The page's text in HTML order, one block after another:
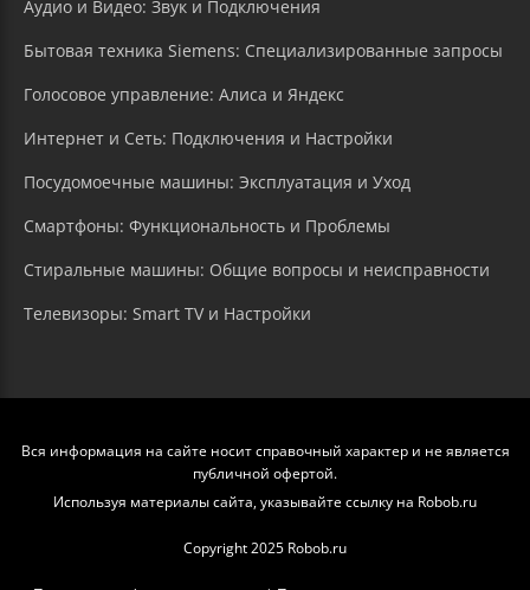
Аудио и Видео: Звук и Подключения
Бытовая техника Siemens: Специализированные запросы
Голосовое управление: Алиса и Яндекс
Интернет и Сеть: Подключения и Настройки
Посудомоечные машины: Эксплуатация и Уход
Смартфоны: Функциональность и Проблемы
Стиральные машины: Общие вопросы и неисправности
Телевизоры: Smart TV и Настройки
Вся информация на сайте носит справочный характер и не является
публичной офертой.
Используя материалы сайта, указывайте ссылку на Robob.ru
Copyright 2025 Robob.ru